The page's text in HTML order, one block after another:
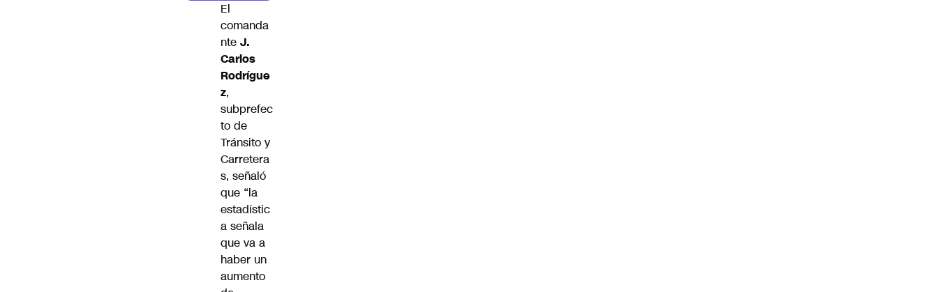
El
comanda
nte J.
Carlos
Rodrígue
z,
subprefec
to de
Tránsito y
Carretera
s, señaló
que “la
estadístic
a señala
que va a
haber un
aumento